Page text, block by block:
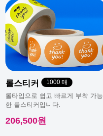
롤스티커 1000 매
롤타입으로 쉽고 빠르게 부착 가능
한 롤스티커입니다.
206,500원